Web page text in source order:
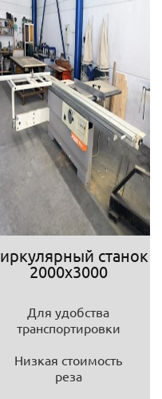
станок
2000х3000
Для удобства
транспортировки
Низкая стоимость
реза